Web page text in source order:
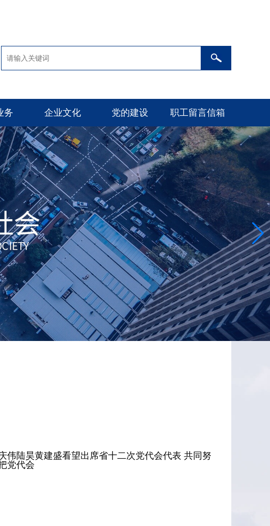
务 企业文化 党的建设 职工留言信箱
伟陆昊黄建盛看望出席省十二次党代会代表 共同努
党代会